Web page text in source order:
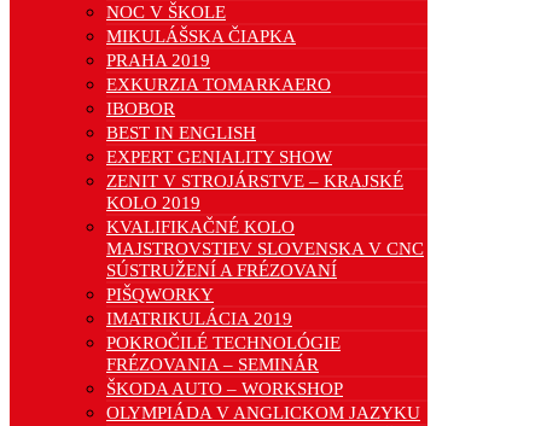
NOC V ŠKOLE
MIKULÁŠSKA ČIAPKA
PRAHA 2019
EXKURZIA TOMARKAERO
IBOBOR
BEST IN ENGLISH
EXPERT GENIALITY SHOW
ZENIT V STROJÁRSTVE – KRAJSKÉ
KOLO 2019
KVALIFIKAČNÉ KOLO
MAJSTROVSTIEV SLOVENSKA V CNC
SÚSTRUŽENÍ A FRÉZOVANÍ
PIŠQWORKY
IMATRIKULÁCIA 2019
POKROČILÉ TECHNOLÓGIE
FRÉZOVANIA – SEMINÁR
ŠKODA AUTO – WORKSHOP
OLYMPIÁDA V ANGLICKOM JAZYKU